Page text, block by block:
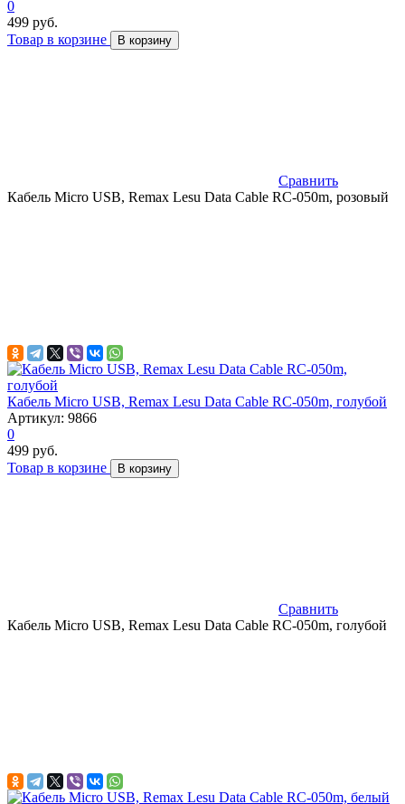
0
499 руб.
Товар в корзине
В корзину
Сравнить
Кабель Micro USB, Remax Lesu Data Cable RC-050m, розовый
Кабель Micro USB, Remax Lesu Data Cable RC-050m, голубой
Артикул: 9866
0
499 руб.
Товар в корзине
В корзину
Сравнить
Кабель Micro USB, Remax Lesu Data Cable RC-050m, голубой